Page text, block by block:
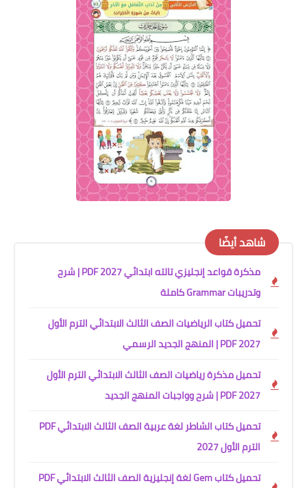
شاهد أيضًا
مذكرة قواعد إنجليزي تالته ابتدائي 2027 PDF | شرح
وتدريبات Grammar كاملة
تحميل كتاب الرياضيات الصف الثالث الابتدائي الترم الأول
2027 PDF | المنهج الجديد الرسمي
تحميل مذكرة رياضيات الصف الثالث الابتدائي الترم الأول
2027 PDF | شرح وواجبات المنهج الجديد
تحميل كتاب الشاطر لغة عربية الصف الثالث الابتدائي PDF
الترم الأول 2027
تحميل كتاب Gem لغة إنجليزية الصف الثالث الابتدائي PDF